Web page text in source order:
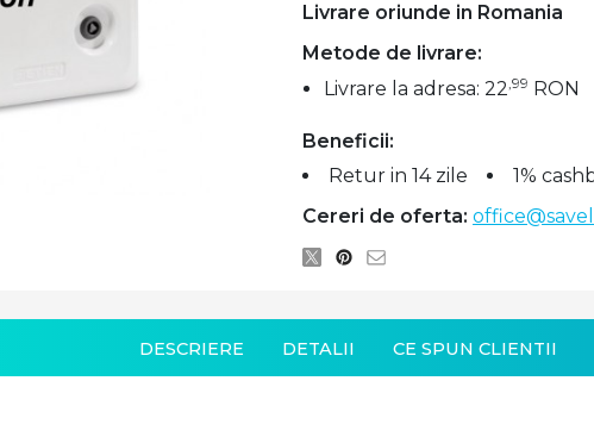
Livrare oriunde in Romania
Metode de livrare:
Livrare la adresa: 22,99 RON
Beneficii:
Retur in 14 zile
1%
Cereri de oferta:
DESCRIERE DETALII CE SPUN CLIENTII